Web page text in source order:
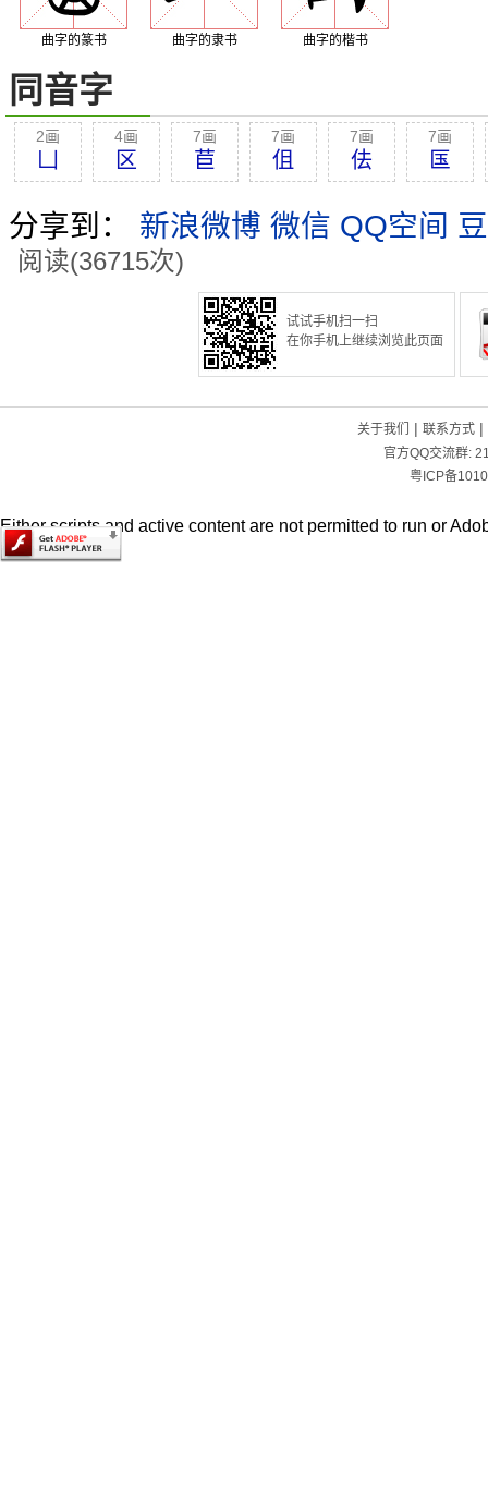
曲字的篆书 曲字的隶书 曲字的楷书
同音字
2画
凵
4画
区
7画
苣
7画
伹
7画
佉
7画
匤
分享到： 新浪微博 微信 QQ空间
阅读(36715次)
试试手机扫一扫
在你手机上继续浏览此页面
关于我们 | 联系方式|
官方QQ交流群:
粤ICP备
Either scripts and active content are not permitted to run or